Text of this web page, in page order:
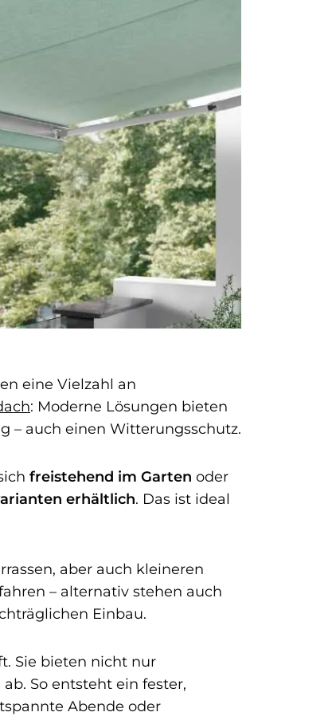
eine Vielzahl an
: Moderne Lösungen bieten
– auch einen Witterungsschutz.
freistehend im Garten oder
erhältlich. Das ist ideal
aber auch kleineren
– alternativ stehen auch
Einbau.
Sie bieten nicht nur
So entsteht ein fester,
Abende oder